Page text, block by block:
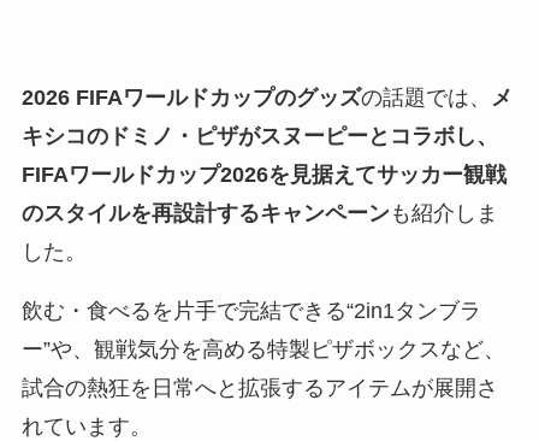
2026 FIFAワールドカップのグッズの話題では、
メ
キシコのドミノ・ピザがスヌーピーとコラボし、
FIFAワールドカップ2026を見据えてサッカー観戦
のスタイルを再設計するキャンペーンも紹介しま
した。
飲む・食べるを片手で完結できる“2in1タンブラ
ー”や、観戦気分を高める特製ピザボックスなど、
試合の熱狂を日常へと拡張するアイテムが展開さ
れています。